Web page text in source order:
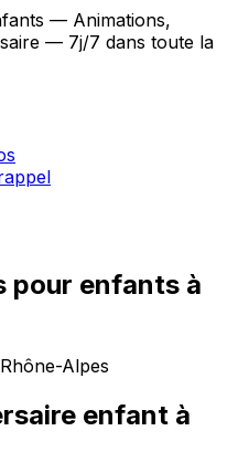
— Animations,
— 7j/7 dans toute la
pour enfants à
Alpes
enfant à